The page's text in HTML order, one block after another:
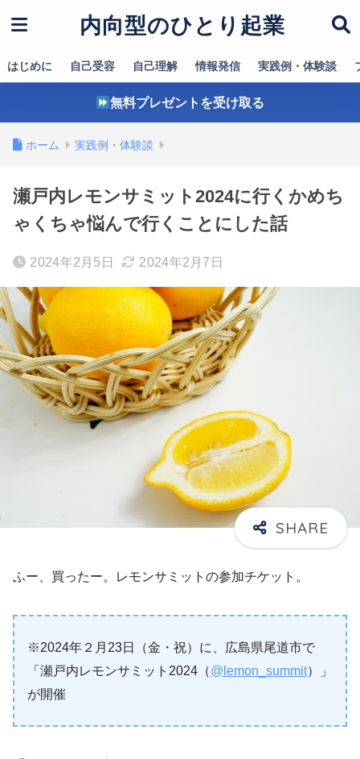
内向型のひとり起業
はじめに 自己受容 自己理解 情報発信 実践例・体験談
無料プレゼントを受け取る
ホーム 実践例・体験談
瀬戸内レモンサミット2024に行くかめち
ゃくちゃ悩んで行くことにした話
2024年2月5日 2024年2月7日
ふー、買ったー。レモンサミットの参加チケット。
※2024年２月23日（金・祝）に、広島県尾道市で
「瀬戸内レモンサミット2024（@lemon_summit）」
が開催